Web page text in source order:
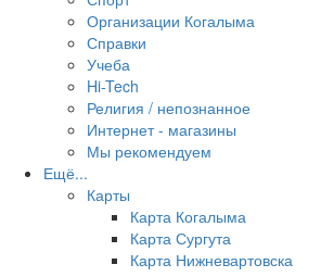
Организации Когалыма
Справки
Учеба
Hi-Tech
Религия / непознанное
Интернет - магазины
Мы рекомендуем
Ещё...
Карты
Карта Когалыма
Карта Сургута
Карта Нижневартовска